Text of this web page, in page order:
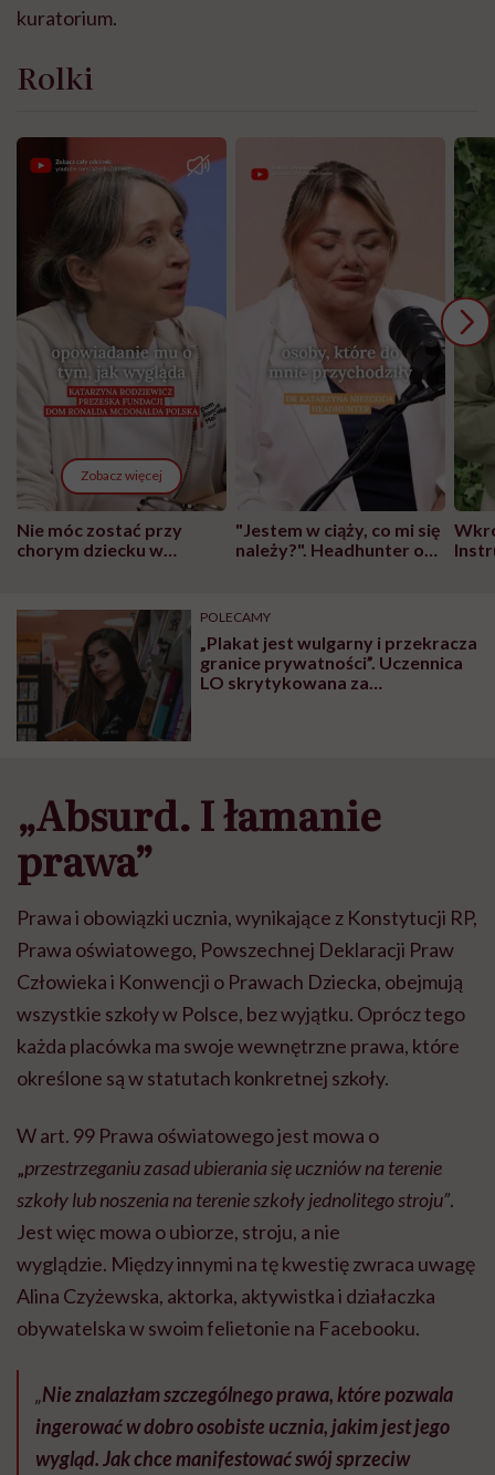
kuratorium.
Rolki
Zobacz więcej
Nie móc zostać przy
chorym dziecku w
może chyba tylko
głupota i brak
wyobraźni"
"Jestem w ciąży, co mi się
należy?". Headhunter o
pracy
POLECAMY
„Plakat jest wulgarny i przekracza
granice prywatności”. Uczennica
LO skrytykowana za
„Absurd. I łamanie
prawa”
Prawa i obowiązki ucznia, wynikające z Konstytucji RP,
Prawa oświatowego, Powszechnej Deklaracji Praw
Człowieka i Konwencji o Prawach Dziecka, obejmują
wszystkie szkoły w Polsce, bez wyjątku. Oprócz tego
każda placówka ma swoje wewnętrzne prawa, które
określone są w statutach konkretnej szkoły.
W art. 99 Prawa oświatowego jest mowa o
„przestrzeganiu zasad ubierania się uczniów na terenie
szkoły lub noszenia na terenie szkoły jednolitego stroju”.
Jest więc mowa o ubiorze, stroju, a nie
wyglądzie. Między innymi na tę kwestię zwraca uwagę
Alina Czyżewska, aktorka, aktywistka i działaczka
obywatelska w swoim felietonie na Facebooku.
„Nie znalazłam szczególnego prawa, które pozwala
ingerować w dobro osobiste ucznia, jakim jest jego
wygląd.Jak chce manifestować swój sprzeciw